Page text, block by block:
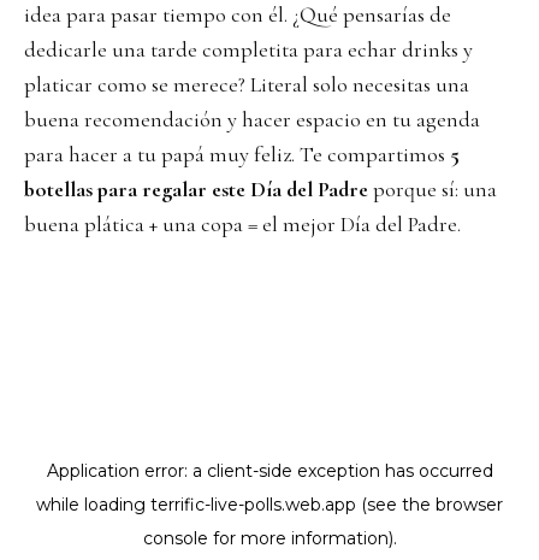
idea para pasar tiempo con él. ¿Qué pensarías de
dedicarle una tarde completita para echar drinks y
platicar como se merece? Literal solo necesitas una
buena recomendación y hacer espacio en tu agenda
para hacer a tu papá muy feliz. Te compartimos 5
botellas para regalar este Día del Padreporque sí: una
buena plática + una copa = el mejor Día del Padre.